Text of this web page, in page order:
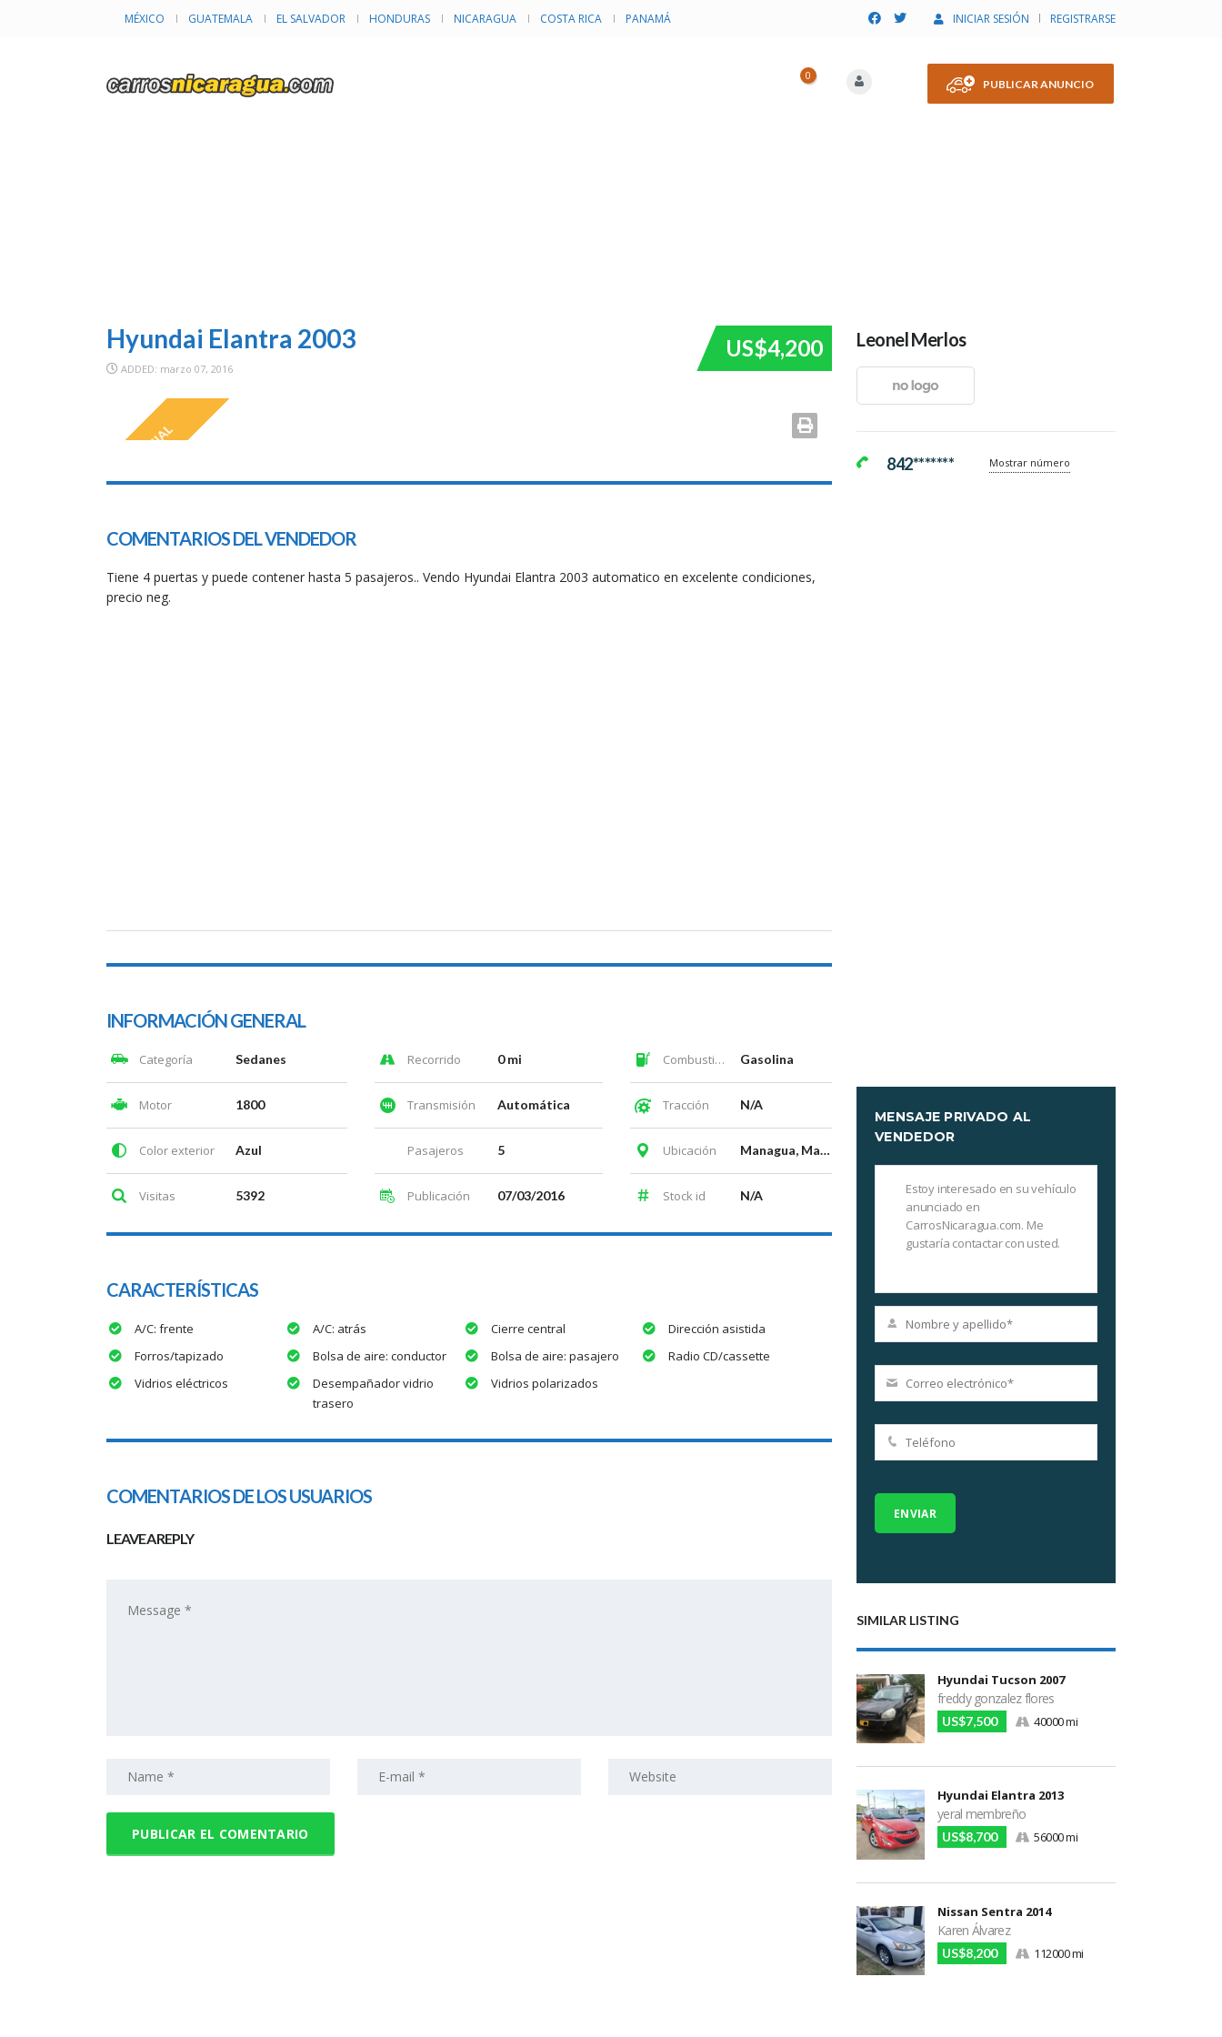
INICIAR SESIÓN REGISTRARSE
MÉXICO GUATEMALA EL SALVADOR HONDURAS NICARAGUA COSTA RICA PANAMÁ
PUBLICAR ANUNCIO
0
US$4,200
Hyundai Elantra 2003
ADDED: marzo 07, 2016
SPECIAL
COMENTARIOS DEL VENDEDOR
Tiene 4 puertas y puede contener hasta 5 pasajeros.. Vendo Hyundai Elantra 2003 automatico en excelente condiciones,
precio neg.
INFORMACIÓN GENERAL
Categoría Sedanes Recorrido 0 mi Combustible Gasolina
Motor 1800 Transmisión Automática Tracción N/A
Color exterior Azul Pasajeros 5 Ubicación Managua, Managua
Visitas 5392 Publicación 07/03/2016 Stock id N/A
CARACTERÍSTICAS
A/C: frente A/C: atrás Cierre central
Dirección asistida
Forros/tapizado
Bolsa de aire: conductor Bolsa de aire: pasajero
Radio CD/cassette
Vidrios eléctricos
Desempañador vidrio
trasero
Vidrios polarizados
COMENTARIOS DE LOS USUARIOS
LEAVE A REPLY
Leonel Merlos
842******* Mostrar número
MENSAJE PRIVADO AL
VENDEDOR
SIMILAR LISTING
Hyundai Tucson 2007
freddy gonzalez flores
US$7,500 40000 mi
Hyundai Elantra 2013
yeral membreño
US$8,700 56000 mi
Nissan Sentra 2014
Karen Álvarez
US$8,200 112000 mi